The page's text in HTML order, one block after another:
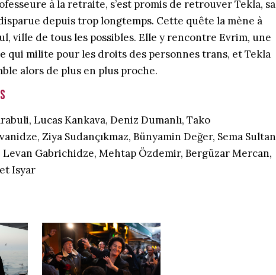
à la retraite, s’est promis de retrouver Tekla, sa
depuis trop longtemps. Cette quête la mène à
ville de tous les possibles. Elle y rencontre Evrim, une
qui milite pour les droits des personnes trans, et Tekla
alors de plus en plus proche.
Lucas Kankava, Deniz Dumanlı, Tako
Ziya Sudançıkmaz, Bünyamin Değer, Sema Sultan
Levan Gabrichidze, Mehtap Özdemir, Bergüzar Mercan,
Isyar